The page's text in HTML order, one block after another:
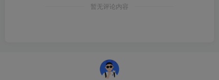
暂无评论内容